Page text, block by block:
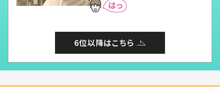
6位以降はこちら